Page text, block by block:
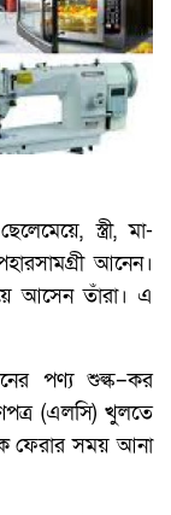
স্ত্রী, মা-
আনেন।
আসেন তাঁরা। এ
পণ্য শুল্ক–কর
(এলসি) খুলতে
ফেরার সময় আনা